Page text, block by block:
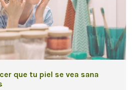
que tu piel se vea sana